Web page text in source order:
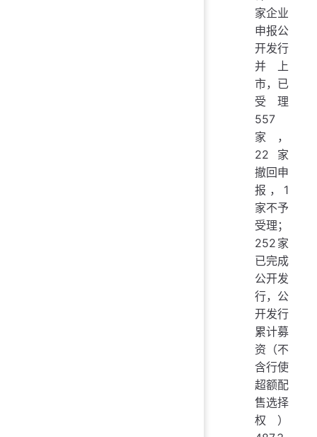
家企业
申报公
开发行
并上
市，已
受理
557
家，
22家
撤回申
报，1
家不予
受理；
252家
已完成
公开发
行，公
开发行
累计募
资（不
含行使
超额配
售选择
权）